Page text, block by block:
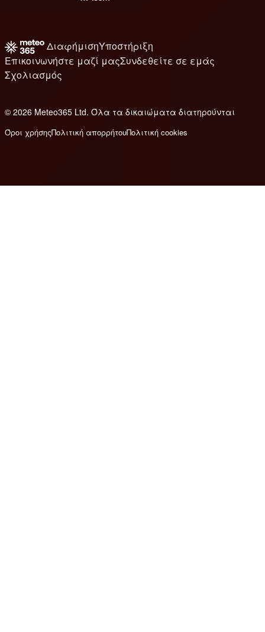
ΔιαφήμισηΥποστήριξη
Επικοινωνήστε μαζί μαςΣυνδεθείτε σε εμάς
Σχολιασμός
© 2026 Meteo365 Ltd. Όλα τα δικαιώματα διατηρούνται
Όροι χρήσηςΠολιτική απορρήτουΠολιτική cookies